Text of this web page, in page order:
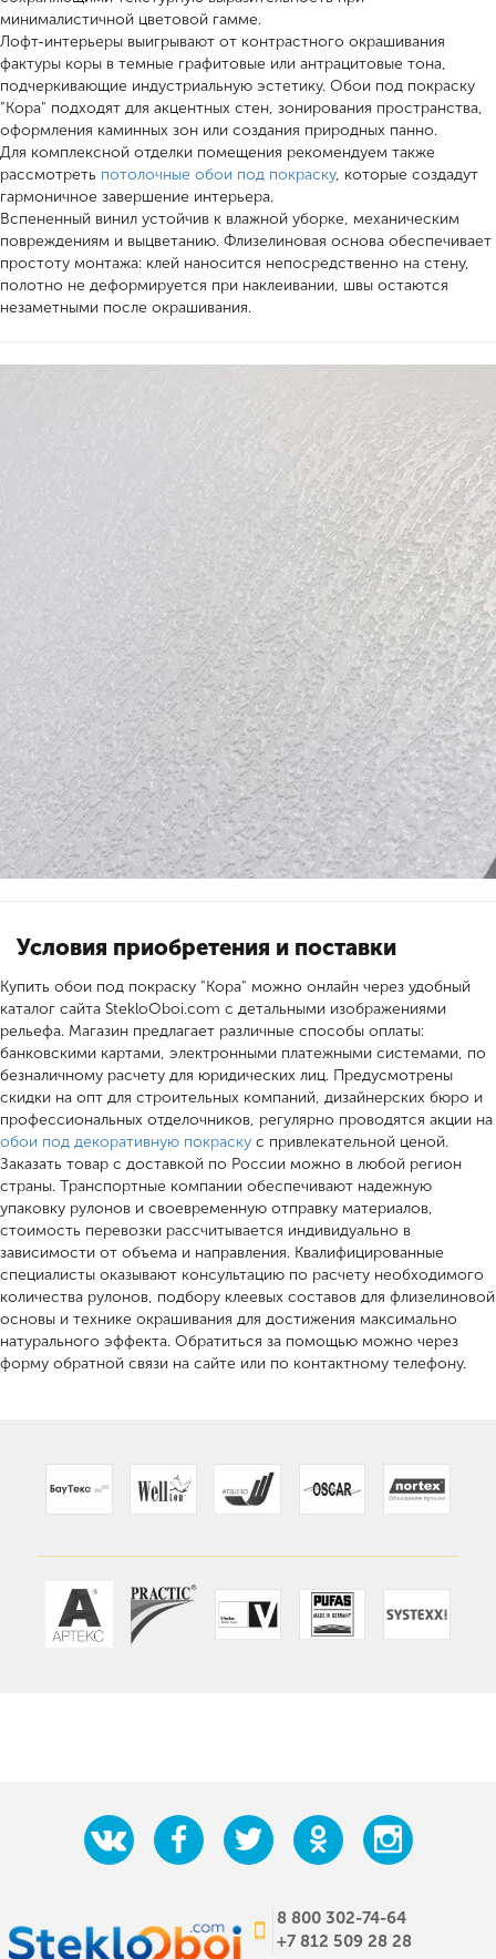
минималистичной цветовой гамме.
Лофт-интерьеры выигрывают от контрастного окрашивания
фактуры коры в темные графитовые или антрацитовые тона,
подчеркивающие индустриальную эстетику. Обои под покраску
"Кора" подходят для акцентных стен, зонирования пространства,
оформления каминных зон или создания природных панно.
Для комплексной отделки помещения рекомендуем также
рассмотреть потолочные обои под покраску, которые создадут
гармоничное завершение интерьера.
Вспененный винил устойчив к влажной уборке, механическим
повреждениям и выцветанию. Флизелиновая основа обеспечивает
простоту монтажа: клей наносится непосредственно на стену,
полотно не деформируется при наклеивании, швы остаются
незаметными после окрашивания.
Условия приобретения и поставки
Купить обои под покраску "Кора" можно онлайн через удобный
каталог сайта StekloOboi.com с детальными изображениями
рельефа. Магазин предлагает различные способы оплаты:
банковскими картами, электронными платежными системами, по
безналичному расчету для юридических лиц. Предусмотрены
скидки на опт для строительных компаний, дизайнерских бюро и
профессиональных отделочников, регулярно проводятся акции на
обои под декоративную покраску с привлекательной ценой.
Заказать товар с доставкой по России можно в любой регион
страны. Транспортные компании обеспечивают надежную
упаковку рулонов и своевременную отправку материалов,
стоимость перевозки рассчитывается индивидуально в
зависимости от объема и направления. Квалифицированные
специалисты оказывают консультацию по расчету необходимого
количества рулонов, подбору клеевых составов для флизелиновой
основы и технике окрашивания для достижения максимально
натурального эффекта. Обратиться за помощью можно через
форму обратной связи на сайте или по контактному телефону.
8 800 302-74-64
+7 812 509 28 28